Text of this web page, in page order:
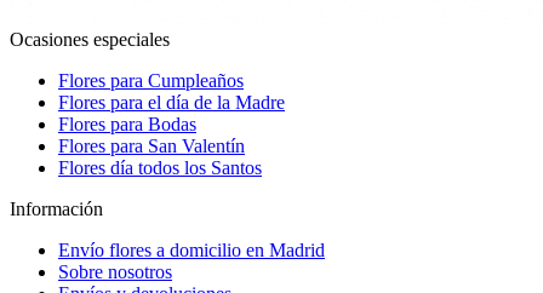
Ocasiones especiales
Flores para Cumpleaños
Flores para el día de la Madre
Flores para Bodas
Flores para San Valentín
Flores día todos los Santos
Información
Envío flores a domicilio en Madrid
Sobre nosotros